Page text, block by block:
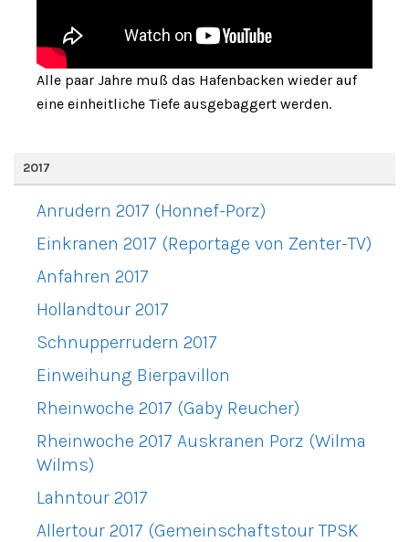
Alle paar Jahre muß das Hafenbacken wieder auf
eine einheitliche Tiefe ausgebaggert werden.
2017
Anrudern 2017 (Honnef-Porz)
Einkranen 2017 (Reportage von Zenter-TV)
Anfahren 2017
Hollandtour 2017
Schnupperrudern 2017
Einweihung Bierpavillon
Rheinwoche 2017 (Gaby Reucher)
Rheinwoche 2017 Auskranen Porz (Wilma
Wilms)
Lahntour 2017
Allertour 2017 (Gemeinschaftstour TPSK